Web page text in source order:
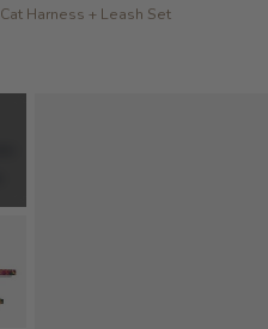
Cat Harness + Leash Set